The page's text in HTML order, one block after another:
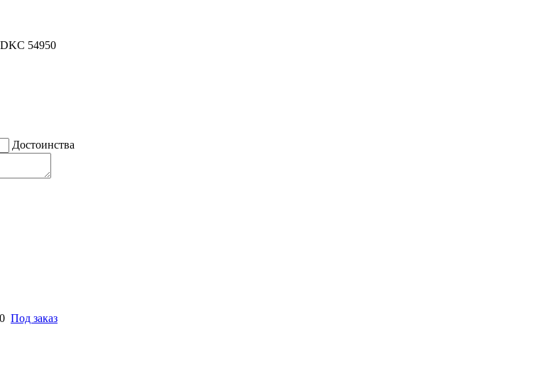
DKC 54950
Достоинства
Под заказ